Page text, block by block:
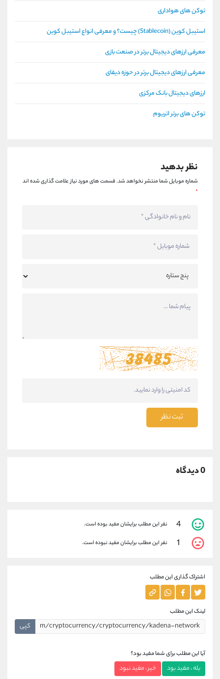
توکن های هواداری
استیبل کوین (Stablecoin) چیست؟ و معرفی انواع استیبل کوین
معرفی ارزهای دیجیتال برتر در صنعت بازی
معرفی ارزهای دیجیتال برتر در حوزه دیفای
ارزهای دیجیتال بانک مرکزی
توکن های برتر اتریوم
نظر بدهید
شماره موبایل شما منتشر نخواهد شد.قسمت های مورد نیاز علامت گذاری شده اند
*
ثبت نظر
0 دیدگاه
4 نفر این مطلب برایشان مفید بوده است.
1 نفر این مطلب برایشان مفید نبوده است.
اشتراک گذاری این مطلب
لینک این مطلب
کپی
آیا این مطلب برای شما مفید بود؟
بله ، مفید بود خیر ، مفید نبود